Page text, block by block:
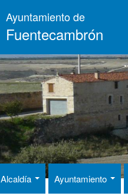
Ayuntamiento de
Fuentecambrón
Alcaldía Ayuntamiento